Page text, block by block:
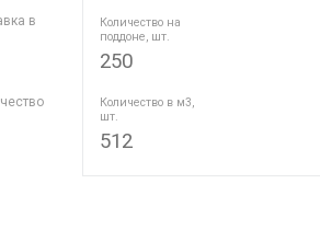
в
Количество на
поддоне, шт.
250
Количество в м3,
шт.
512